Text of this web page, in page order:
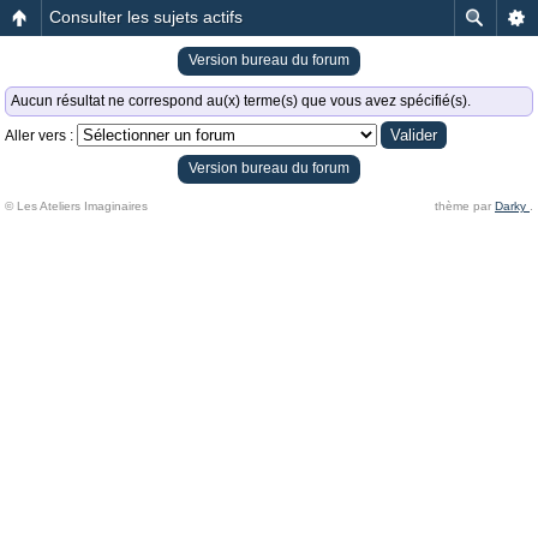
Consulter les sujets actifs
Version bureau du forum
Aucun résultat ne correspond au(x) terme(s) que vous avez spécifié(s).
Aller vers :
Version bureau du forum
© Les Ateliers Imaginaires thème par Darky